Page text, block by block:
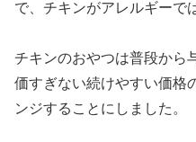
で、チキンがアレルギーで
チキンのおやつは普段から
価すぎない続けやすい価格
ンジすることにしました。